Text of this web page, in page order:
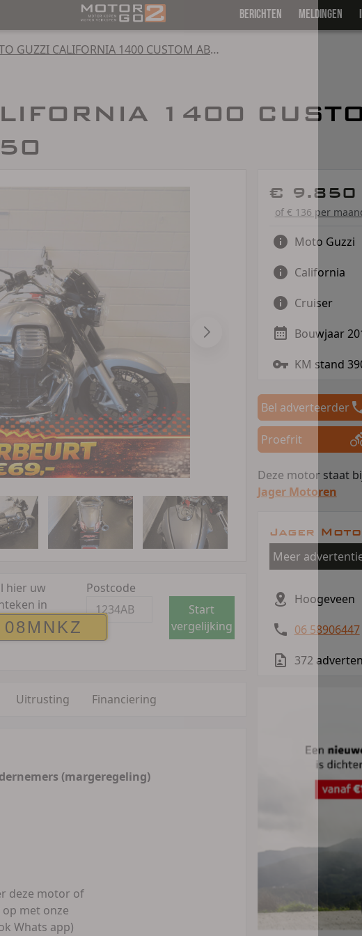
BERICHTEN MELDINGEN
MOTO GUZZI CALIFORNIA 1400 CUSTOM ABS STAGE 2
1400
hier uw
in
Postcode
Start
vergelijking
Uitrusting Financiering
(margeregeling)
deze motor of
met onze
Whats app)
€ 9.850
of € 136 per
Moto Guzzi
California
Cruiser
Bouwjaar
KM stand
Bel adverteerder
Proefrit
Deze motor staat
Jager Motoren
Jager
Meer
Hoogeveen
06 58906447
372